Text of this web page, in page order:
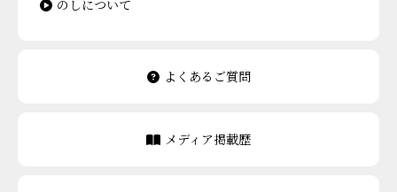
のしについて
よくあるご質問
メディア掲載歴